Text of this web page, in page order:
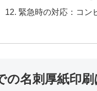
緊急時の対応：コン
の名刺厚紙印刷